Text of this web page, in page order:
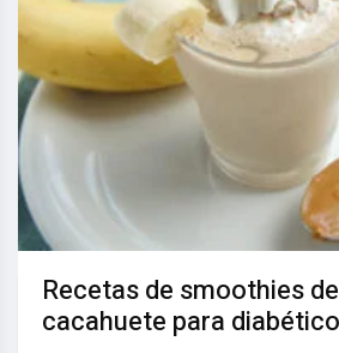
Recetas de smoothies
cacahuete para